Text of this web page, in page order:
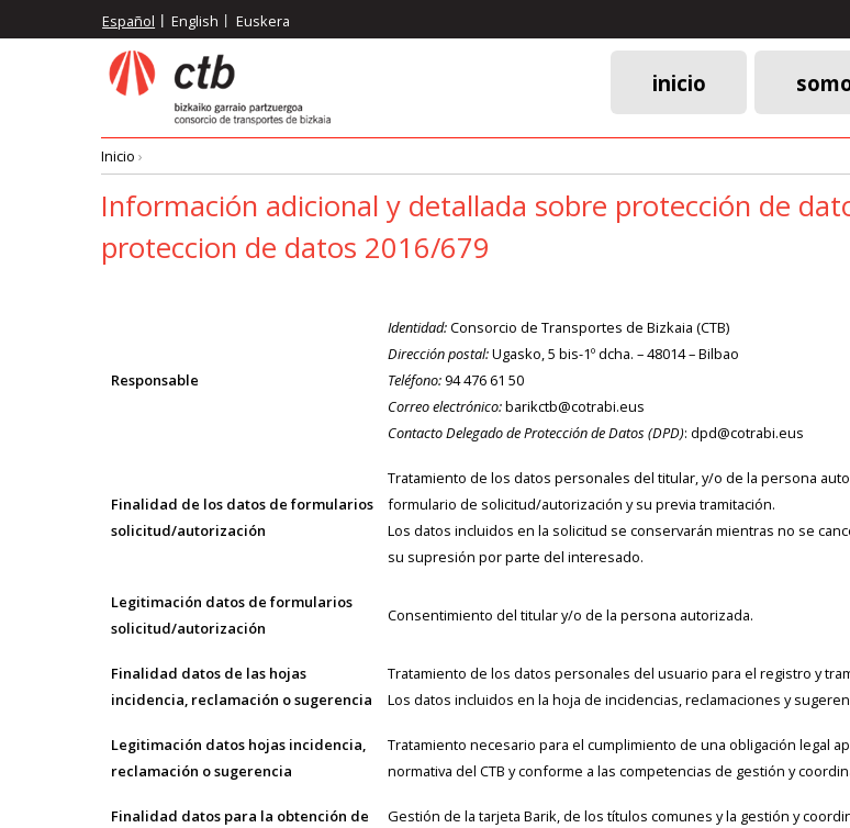
al
Español English Euskera
Menú
principal
inicio
Ruta
de
Inicio ›
Información adicional y detallada sobre protección de
proteccion de datos 2016/679
Responsable
Identidad:Consorcio de Transportes de Bizkaia (CTB)
Dirección postal:Ugasko, 5 bis-1º dcha. – 48014 – Bilbao
Teléfono: 94 476 61 50
Correo electrónico:barikctb@cotrabi.eus
Contacto Delegado de Protección de Datos (DPD): dpd@cotrabi.eus
Finalidad de los datos de formularios
solicitud/autorización
Tratamiento de los datos personales del titular, y/o de la persona
formulario de solicitud/autorización y su previa tramitación.
Los datos incluidos en la solicitud se conservarán mientras no se
su supresión por parte del interesado.
Legitimación datos de formularios
solicitud/autorización
Consentimiento del titular y/o de la persona autorizada.
Finalidad datos de las hojas
incidencia, reclamación o sugerencia
Tratamiento de los datos personales del usuario para el registro y
Los datos incluidos en la hoja de incidencias, reclamaciones y
Legitimación datos hojas incidencia,
reclamación o sugerencia
Tratamiento necesario para el cumplimiento de una obligación legal
normativa del CTB y conforme a las competencias de gestión y
Finalidad datos para la obtención de
Gestión de la tarjeta Barik, de los títulos comunes y la gestión y